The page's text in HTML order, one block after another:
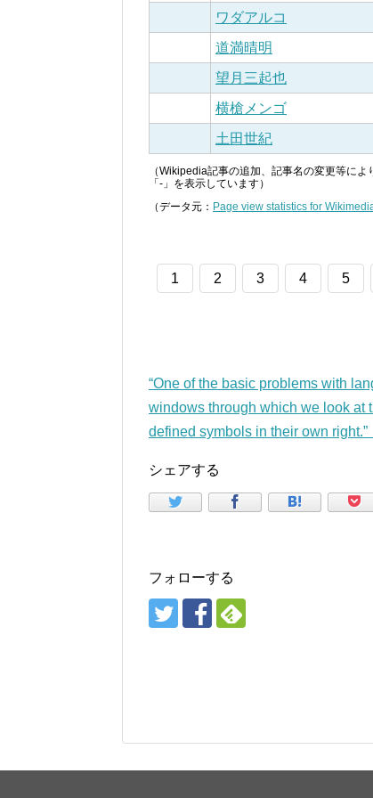
ワダアルコ
道満晴明
望月三起也
横槍メンゴ
土田世紀
（Wikipedia記事の追加、記事名の変更等に
「-」を表示しています）
（データ元： Page view statistics for
1 2 3 4 5
“One of the basic problems with
windows through which we look at
defined symbols in their own
シェアする
フォローする